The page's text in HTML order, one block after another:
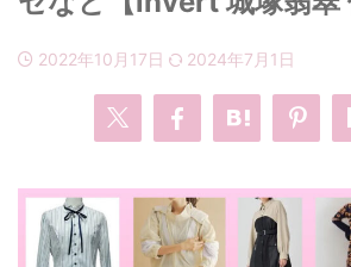
・あのクズ
無能の鷹
・若草物語
・
・バッグ
・腕時計
2022年10月17日 2024年7月1日